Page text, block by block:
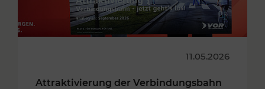
11.05.2026
Attraktivierung der Verbindungsbahn